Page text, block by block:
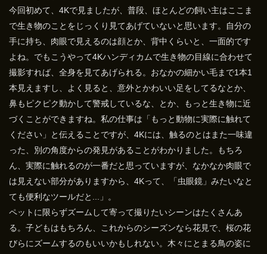
今回初めて、4Kで見ましたが、普段、ほとんどの飼い主はここま
で生き物のことをじっくり見てあげていないと思います。自分の
手に持ち、肉眼で見えるのは顔とか、背中くらいと、一面的です
よね。でもこうやって4Kハンディカムで生き物の目線に合わせて
撮影すれば、全身を見てあげられる。おなかの細かい毛まで1本1
本見えますし、よく見ると、意外とかわいい足をしてるなとか、
鼻もピクピク動かして警戒しているな、とか、もっと生き物に近
づくことができますね。私の仕事は「もっと動物に実際に触れて
ください」と伝えることですが、4Kには、触るのとはまた一味違
った、別の角度からの発見があることがわかりました。もちろ
ん、実際に触れるのが一番だと思っていますが、なかなか肉眼で
は見えない部分がありますから、4Kって、「虫眼鏡」みたいなと
ても便利なツールだと...」。
ペットに限らずズームして寄って撮りたいシーンはたくさんあ
る。子どもはもちろん、これからのシーズンなら花見で、桜の花
びらにズームするのもいいかもしれない。木々にとまる鳥の姿に